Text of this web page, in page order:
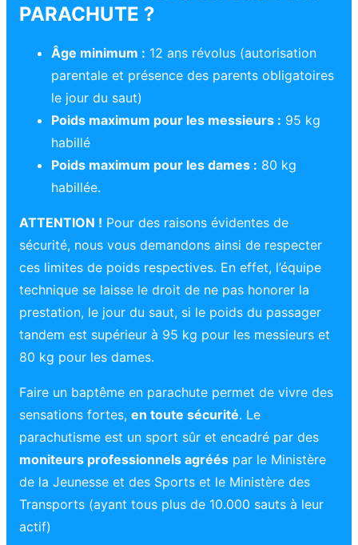
PARACHUTE ?
Âge minimum : 12 ans révolus (autorisation
parentale et présence des parents obligatoires
le jour du saut)
Poids maximum pour les messieurs : 95 kg
habillé
Poids maximum pour les dames : 80 kg
habillée.
ATTENTION ! Pour des raisons évidentes de
sécurité, nous vous demandons ainsi de respecter
ces limites de poids respectives. En effet, l’équipe
technique se laisse le droit de ne pas honorer la
prestation, le jour du saut, si le poids du passager
tandem est supérieur à 95 kg pour les messieurs et
80 kg pour les dames.
Faire un baptême en parachute permet de vivre des
sensations fortes, en toute sécurité. Le
parachutisme est un sport sûr et encadré par des
moniteurs professionnels agréés par le Ministère
de la Jeunesse et des Sports et le Ministère des
Transports (ayant tous plus de 10.000 sauts à leur
actif)